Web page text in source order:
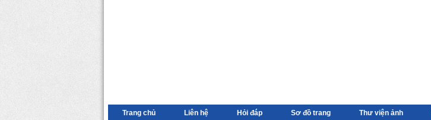
Trang chủ Liên hệ Hỏi đáp Sơ đồ trang Thư viện ảnh